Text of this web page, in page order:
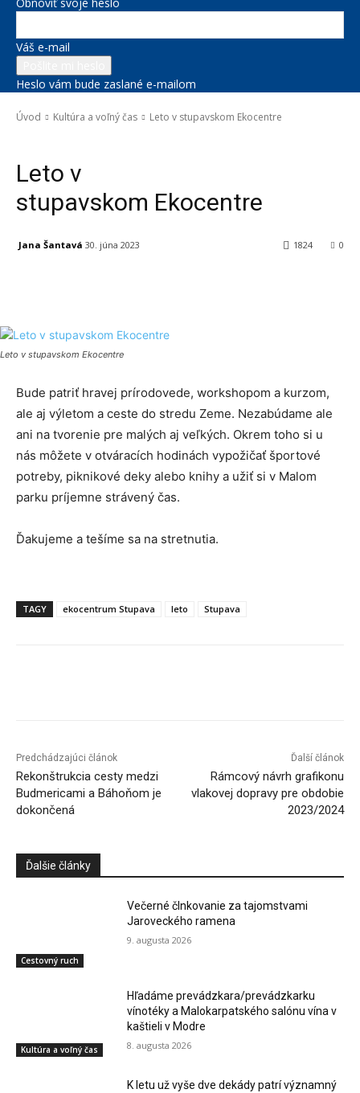
Váš e-mail
Heslo vám bude zaslané e-mailom
Úvod Kultúra a voľný čas Leto v stupavskom Ekocentre
Leto v
stupavskom Ekocentre
Jana Šantavá 30. júna 2023 0
1824
Leto v stupavskom Ekocentre
Bude patriť hravej prírodovede, workshopom a kurzom,
ale aj výletom a ceste do stredu Zeme. Nezabúdame ale
ani na tvorenie pre malých aj veľkých. Okrem toho si u
nás môžete v otváracích hodinách vypožičať športové
potreby, piknikové deky alebo knihy a užiť si v Malom
parku príjemne strávený čas.
Ďakujeme a tešíme sa na stretnutia.
TAGY ekocentrum Stupava leto Stupava
Predchádzajúci článok
Rekonštrukcia cesty medzi
Budmericami a Báhoňom je
dokončená
Ďalší článok
Rámcový návrh grafikonu
vlakovej dopravy pre obdobie
2023/2024
Ďalšie články
Cestovný ruch
Večerné člnkovanie za tajomstvami
Jaroveckého ramena
9. augusta 2026
Kultúra a voľný čas
Hľadáme prevádzkara/prevádzkarku
vínotéky a Malokarpatského salónu vína v
kaštieli v Modre
8. augusta 2026
K letu už vyše dve dekády patrí významný